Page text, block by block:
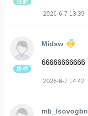
2026-6-7 13:39
Midsw
66666666666
2026-6-7 14:42
mb_lsovogbn